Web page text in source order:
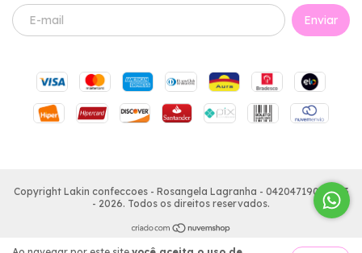
Copyright Lakin confeccoes - Rosangela Lagranha - 04204719000103
- 2026. Todos os direitos reservados.